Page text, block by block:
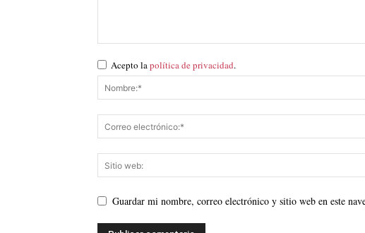
Acepto lapolítica de privacidad.
Guardar mi nombre, correo electrónico y sitio web en este